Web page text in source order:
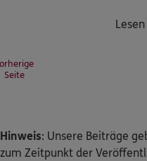
Seite
Hinweis: Unsere Beiträge
zum Zeitpunkt der